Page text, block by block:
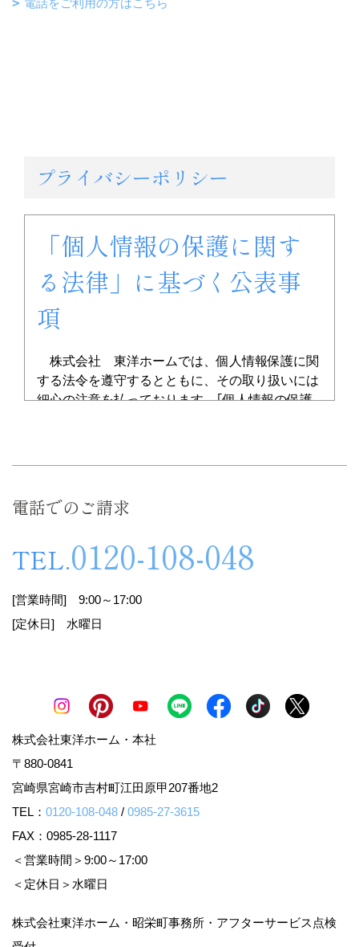
プライバシーポリシー
「個人情報の保護に関す
る法律」に基づく公表事
項
株式会社 東洋ホームでは、個人情報保護に関
する法令を遵守するとともに、その取り扱いには
細心の注意を払っております。｢個人情報の保護
個人情報の利用目的の公表に
お客様から直接書面にて個人情報を取得する場
合は、その都度利用目的を明示させていただきま
す。それ以外で、個人情報を取得する場合は、次
の利用目的の範囲内で取り扱わせていただきま
す。
1.お客様からのお問合せの対応
2.お客様に適した情報やイベント案内を郵送・E
電話でのご請求
TEL.0120-108-048
[営業時間] 9:00～17:00
[定休日] 水曜日
株式会社東洋ホーム・本社
〒880-0841
宮崎県宮崎市吉村町江田原甲207番地2
TEL： 0120-108-048 / 0985-27-3615
FAX：0985-28-1117
＜営業時間＞9:00～17:00
＜定休日＞水曜日
株式会社東洋ホーム・昭栄町事務所・アフターサービス点検